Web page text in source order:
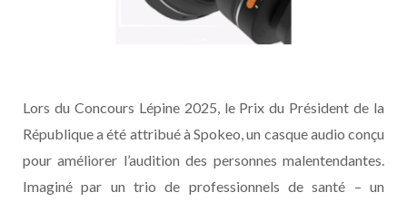
Lors du Concours Lépine 2025, le Prix du Président de la
République a été attribué à Spokeo, un casque audio conçu
pour améliorer l’audition des personnes malentendantes.
Imaginé par un trio de professionnels de santé – un